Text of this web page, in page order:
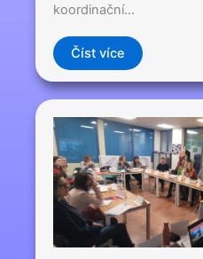
koordinační…
Číst více